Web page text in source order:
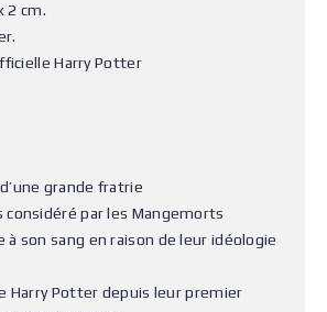
2 cm.
Harry Potter
grande fratrie
considéré par les Mangemorts
à son sang en raison de leur idéologie
Harry Potter depuis leur premier